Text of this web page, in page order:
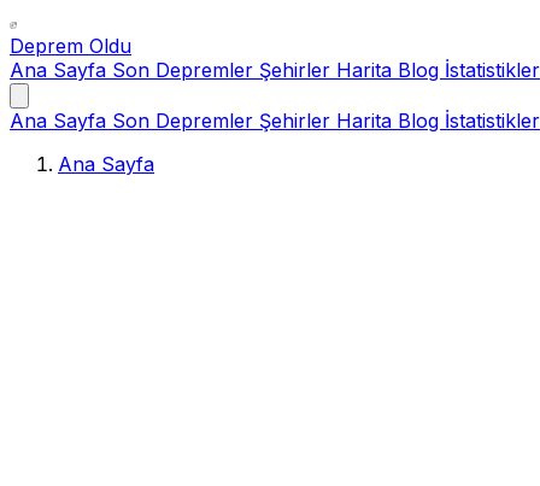
Deprem Oldu
Ana Sayfa Son Depremler Şehirler Harita Blog İstatistikler
Ana Sayfa Son Depremler Şehirler Harita Blog İstatistikler
Ana Sayfa